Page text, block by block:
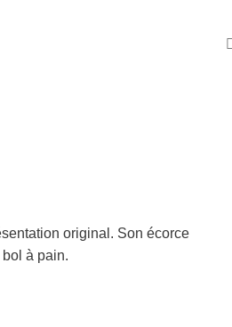
original. Son écorce
à pain.